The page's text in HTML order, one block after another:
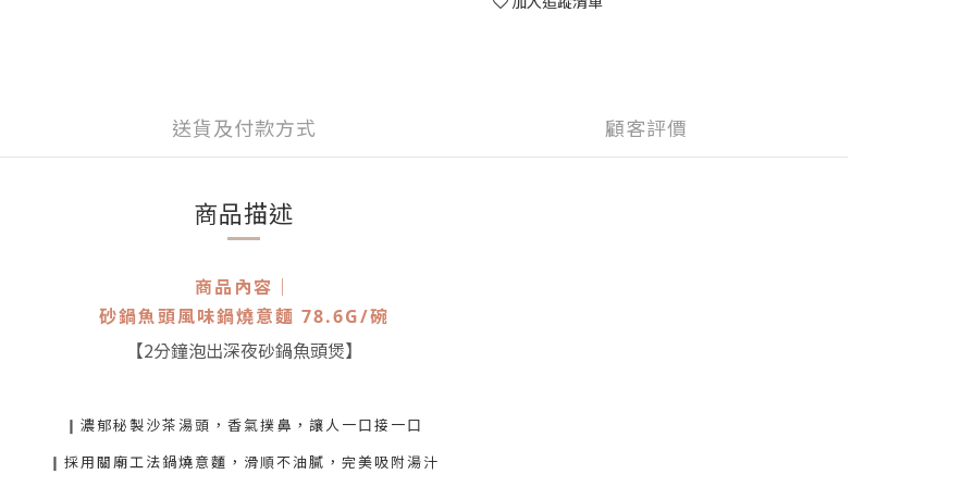
送貨及付款方式 顧客評價
商品描述
商品內容│
砂鍋魚頭風味鍋燒意麵 78.6G/碗
【2分鐘泡出深夜砂鍋魚頭煲】
❙ 濃郁秘製沙茶湯頭，香氣撲鼻，讓人一口接一口
❙ 採用關廟工法鍋燒意麵，滑順不油膩，完美吸附湯汁